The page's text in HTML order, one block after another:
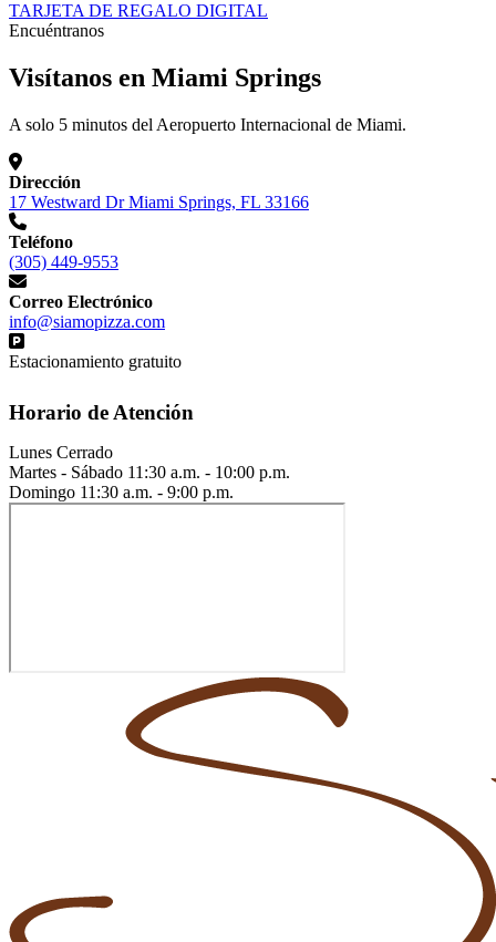
TARJETA DE REGALO DIGITAL
Encuéntranos
Visítanos en Miami Springs
A solo 5 minutos del Aeropuerto Internacional de Miami.
Dirección
17 Westward Dr Miami Springs, FL 33166
Teléfono
(305) 449-9553
Correo Electrónico
info@siamopizza.com
Estacionamiento gratuito
Horario de Atención
Lunes Cerrado
Martes - Sábado 11:30 a.m. - 10:00 p.m.
Domingo 11:30 a.m. - 9:00 p.m.